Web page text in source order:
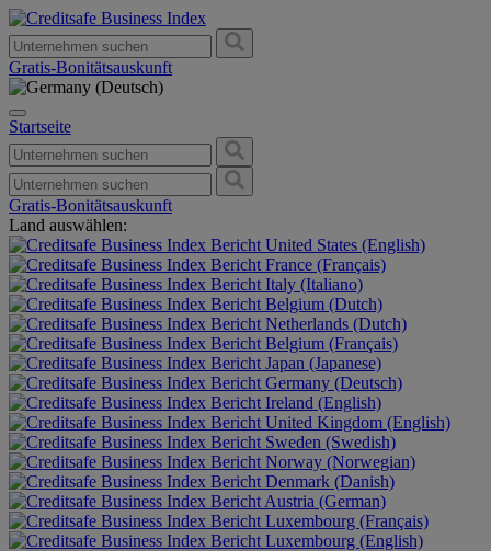
Gratis-Bonitätsauskunft
Startseite
Gratis-Bonitätsauskunft
Land auswählen:
United States (English)
France (Français)
Italy (Italiano)
Belgium (Dutch)
Netherlands (Dutch)
Belgium (Français)
Japan (Japanese)
Germany (Deutsch)
Ireland (English)
United Kingdom (English)
Sweden (Swedish)
Norway (Norwegian)
Denmark (Danish)
Austria (German)
Luxembourg (Français)
Luxembourg (English)